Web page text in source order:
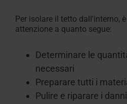
Per isolare il tetto dall'interno,
attenzione a quanto segue:
Determinare le
necessari
Preparare tutti i
Pulire e riparare i danni